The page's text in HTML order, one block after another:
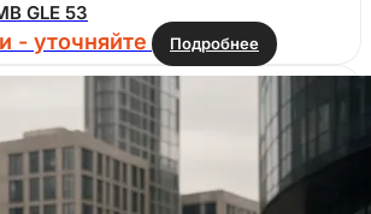
GLE 53
- уточняйте Подробнее